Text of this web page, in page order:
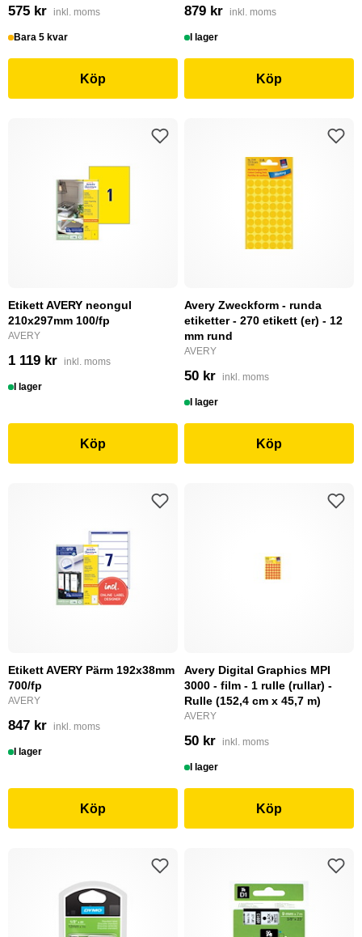
575 kr inkl. moms
Bara 5 kvar
Köp
879 kr inkl. moms
I lager
Köp
Etikett AVERY neongul
210x297mm 100/fp
AVERY
1 119 kr inkl. moms
I lager
Köp
Avery Zweckform - runda
etiketter - 270 etikett (er) - 12
mm rund
AVERY
50 kr inkl. moms
I lager
Köp
Etikett AVERY Pärm 192x38mm
700/fp
AVERY
847 kr inkl. moms
I lager
Köp
Avery Digital Graphics MPI
3000 - film - 1 rulle (rullar) -
Rulle (152,4 cm x 45,7 m)
AVERY
50 kr inkl. moms
I lager
Köp